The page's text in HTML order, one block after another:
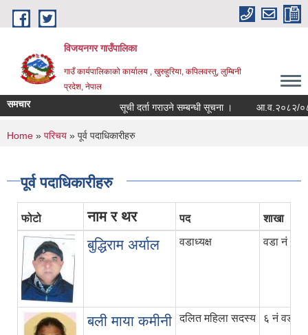
Skip to main content
विजयनगर गाउँपालिका
गाउँ कार्यपालिकाको कार्यालय , खुरुहुरिया, कपिलवस्तु, लुम्बिनी
प्रदेश, नेपाल
समचार सूची दर्ता गराउने सम्बन्धी सूचना । आ.व.२०८२/
You are here
Home » परिचय » पूर्व पदाधिकारीहरु
पूर्व पदाधिकारीहरु
फोटो नाम र थर पद शाखा
बुद्धिराम अर्याल वडाध्यक्ष वडा नं ३
बली माया कमीनी दलित महिला सदस्य ६ नं वडा